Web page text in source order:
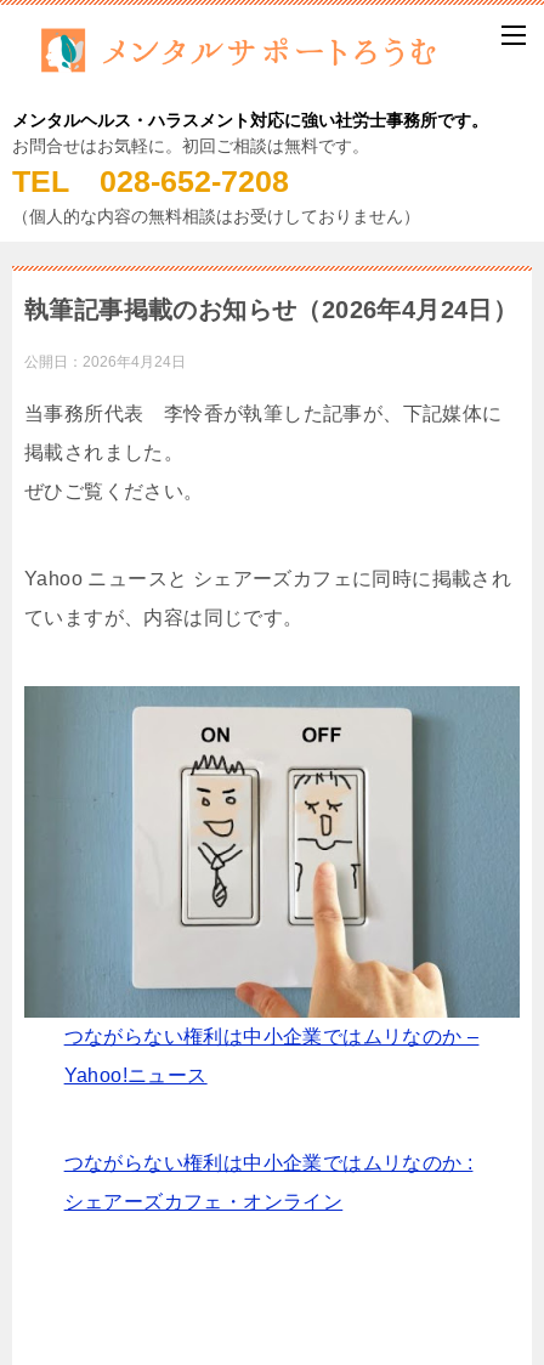
メンタルヘルス・ハラスメント対応に強い社労士事務所です。
お問合せはお気軽に。初回ご相談は無料です。
TEL 028-652-7208
（個人的な内容の無料相談はお受けしておりません）
執筆記事掲載のお知らせ（2026年4月24日）
公開日： 2026年4月24日
当事務所代表 李怜香が執筆した記事が、下記媒体に
掲載されました。
ぜひご覧ください。
Yahoo ニュースと シェアーズカフェに同時に掲載され
ていますが、内容は同じです。
つながらない権利は中小企業ではムリなのか –
Yahoo!ニュース
つながらない権利は中小企業ではムリなのか :
シェアーズカフェ・オンライン